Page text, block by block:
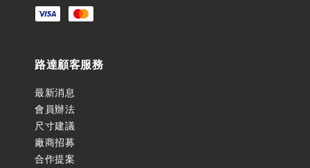
路達顧客服務
最新消息
會員辦法
尺寸建議
廠商招募
合作提案